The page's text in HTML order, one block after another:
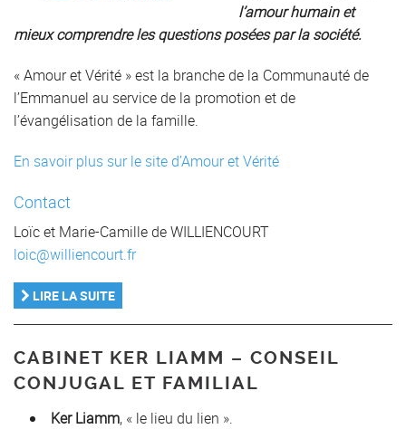
l’amour humain et
mieux comprendre les questions posées par la société.
« Amour et Vérité » est la branche de la Communauté de
l’Emmanuel au service de la promotion et de
l’évangélisation de la famille.
En savoir plus sur le site d’Amour et Vérité
Contact
Loïc et Marie-Camille de WILLIENCOURT
loic@williencourt.fr
LIRE LA SUITE
CABINET KER LIAMM – CONSEIL
CONJUGAL ET FAMILIAL
Ker Liamm, « le lieu du lien ».